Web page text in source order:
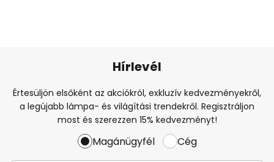
Hírlevél
Értesüljön elsőként az akciókról, exkluzív kedvezményekről,
a legújabb lámpa- és világítási trendekről. Regisztráljon
most és szerezzen 15% kedvezményt!
Magánügyfél Cég